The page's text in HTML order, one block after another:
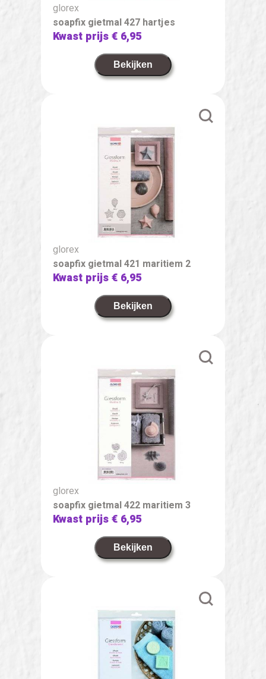
glorex
soapfix gietmal 427 hartjes
Kwast prijs€ 6,95
Bekijken
glorex
soapfix gietmal 421 maritiem 2
Kwast prijs€ 6,95
Bekijken
glorex
soapfix gietmal 422 maritiem 3
Kwast prijs€ 6,95
Bekijken